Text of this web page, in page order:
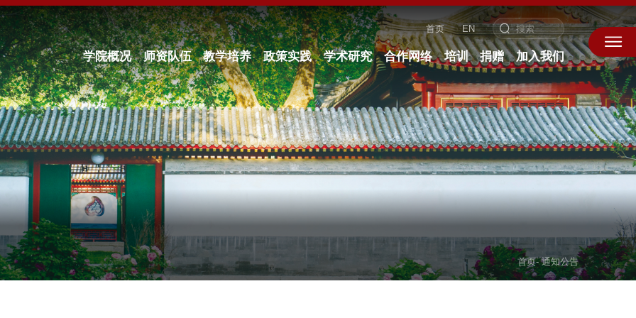
首页 EN
学院概况 师资队伍 教学培养 政策实践 学术研究 合作网络 培训 捐赠 加入我们
首页- 通知公告